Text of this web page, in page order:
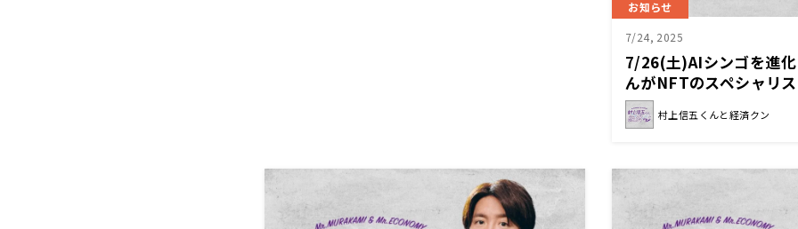
お知らせ
7/24, 2025
7/26(土)AIシンゴを進化
んがNFTのスペシャリ
ます！『村上信五くんと
村上信五くんと経済クン